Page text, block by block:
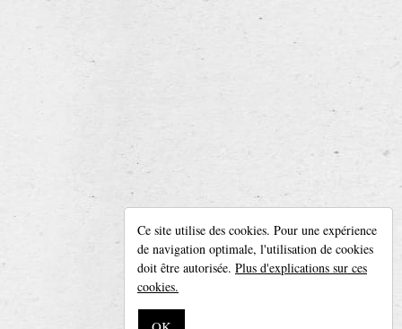
Leroy Breweries
Diksmuidseweg 404, 8904 Boezinge (Belgique)
Tél. + 32 (0)57 42 20 05 —info@leroybreweries.be
Suivez-nous surFacebook
Disclaimer
Ce site utilise des cookies. Pour une expérience
de navigation optimale, l'utilisation de cookies
doit être autorisée. Plus d'explications sur ces
cookies.